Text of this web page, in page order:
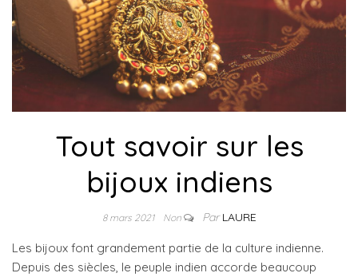
Tout savoir sur les
bijoux indiens
8 mars 2021 Non ParLAURE
Les bijoux font grandement partie de la culture indienne.
Depuis des siècles, le peuple indien accorde beaucoup